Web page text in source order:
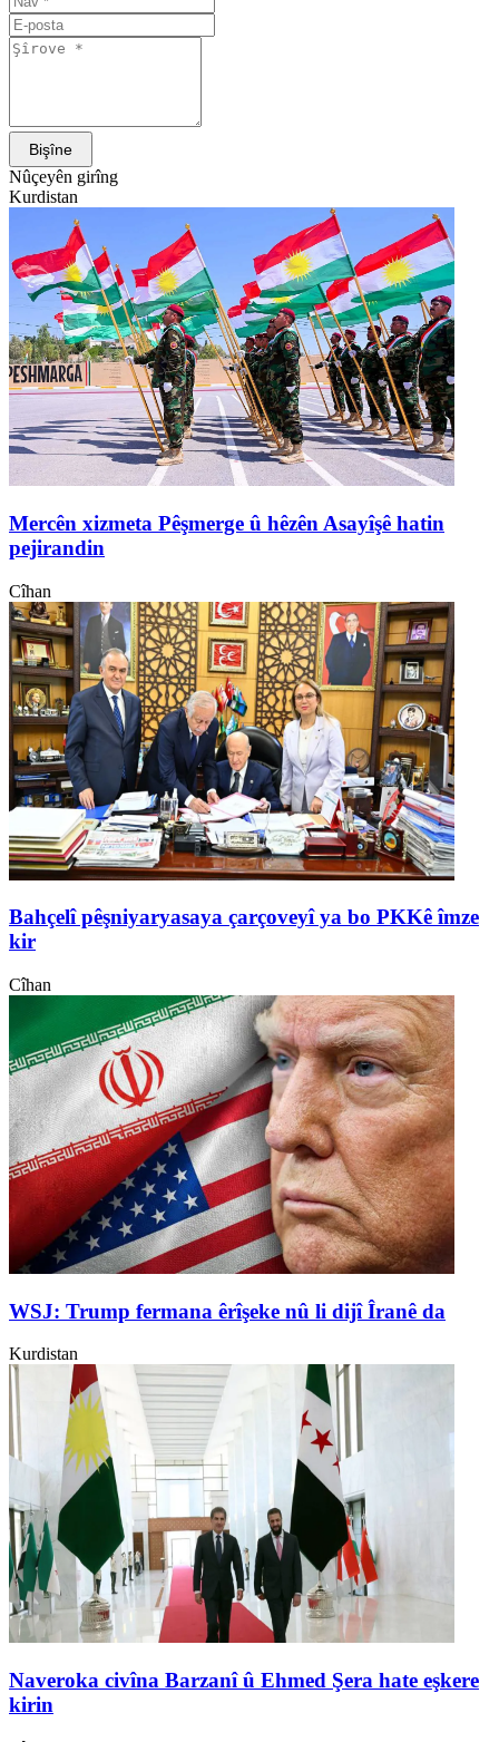
Bişîne
Nûçeyên girîng
Kurdistan
Mercên xizmeta Pêşmerge û hêzên Asayîşê hatin
pejirandin
Cîhan
Bahçelî pêşniyaryasaya çarçoveyî ya bo PKKê îmze
kir
Cîhan
WSJ: Trump fermana êrîşeke nû li dijî Îranê da
Kurdistan
Naveroka civîna Barzanî û Ehmed Şera hate eşkere
kirin